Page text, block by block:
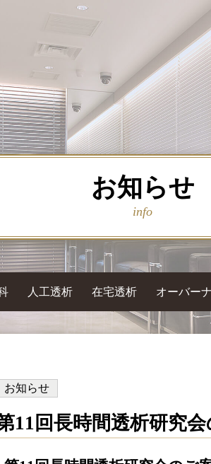
お知らせ
info
人工透析 在宅透析 オーバー
11回長時間透析研究
お知らせ